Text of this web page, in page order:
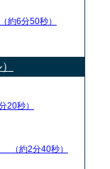
（約6分50秒）
20秒）
（約2分40秒）